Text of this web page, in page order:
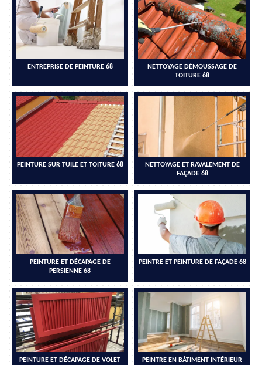
ENTREPRISE DE PEINTURE 68
NETTOYAGE DÉMOUSSAGE DE
TOITURE 68
PEINTURE SUR TUILE ET TOITURE 68
NETTOYAGE ET RAVALEMENT DE
FAÇADE 68
PEINTURE ET DÉCAPAGE DE
PERSIENNE 68
PEINTRE ET PEINTURE DE FAÇADE 68
PEINTURE ET DÉCAPAGE DE VOLET
PEINTRE EN BÂTIMENT INTÉRIEUR